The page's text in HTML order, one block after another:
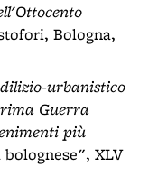
Bologna,
urbanistico
Guerra
più
XLV